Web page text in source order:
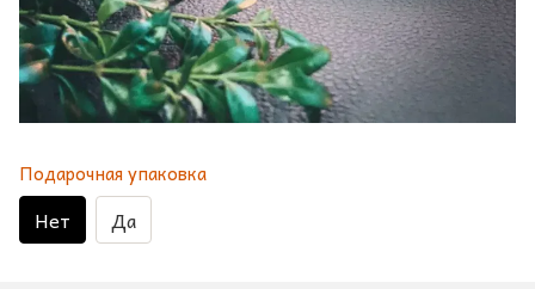
Подарочная упаковка
Нет Да